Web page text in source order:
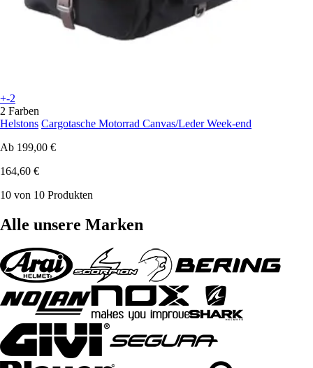
+-2
2 Farben
Helstons Cargotasche Motorrad Canvas/Leder Week-end
Ab 199,00 €
164,60 €
10 von 10 Produkten
Alle unsere Marken